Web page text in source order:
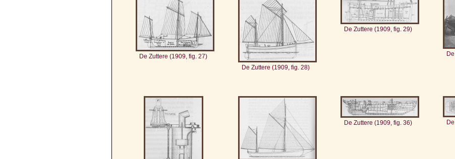
De Zuttere (1909, fig. 27)
De Zuttere (1909, fig. 28)
De Zuttere (1909, fig. 29)
De Zuttere (1909, fig. 36)